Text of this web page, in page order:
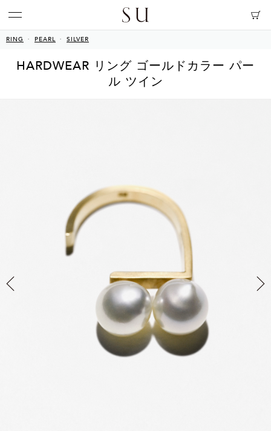
RING PEARL SILVER
HARDWEAR リング ゴールドカラー パー
ル ツイン